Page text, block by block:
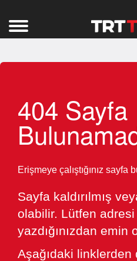
404 Sayfa
Erişmeye çalıştığınız sayfa
Sayfa kaldırılmış
olabilir. Lütfen
yazdığınızdan emin
Aşağıdaki linklerden